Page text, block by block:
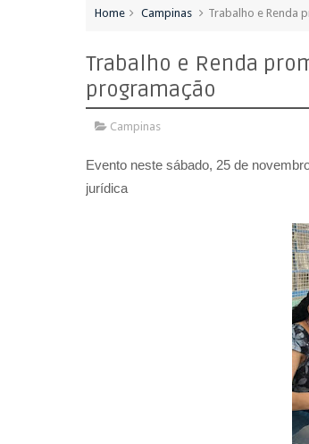
Home Campinas Trabalho e Renda
Trabalho e Renda
programação
Campinas
Evento neste sábado, 25 de
jurídica